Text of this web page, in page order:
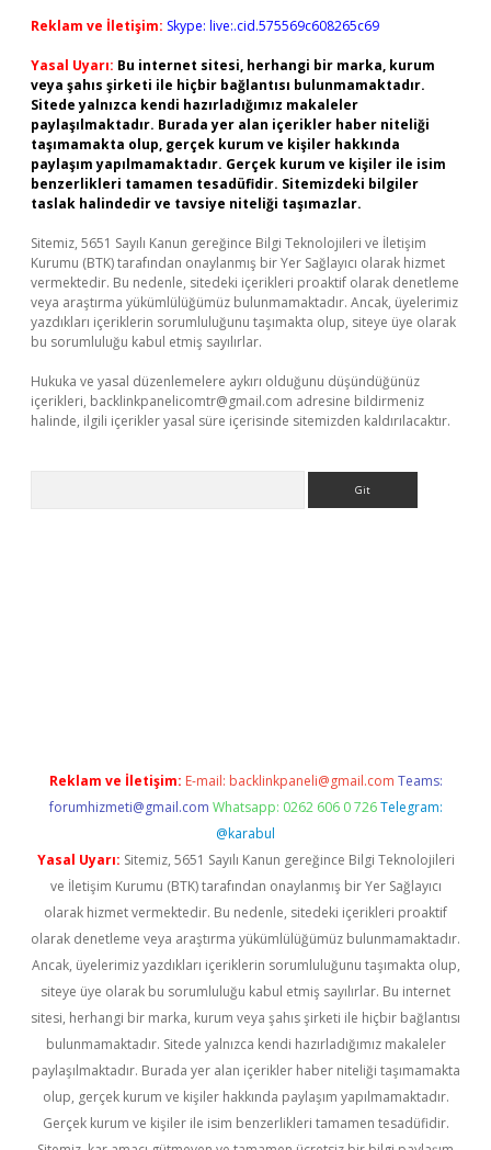
Reklam ve İletişim: Skype: live:.cid.575569c608265c69
Yasal Uyarı: Bu internet sitesi, herhangi bir marka, kurum
veya şahıs şirketi ile hiçbir bağlantısı bulunmamaktadır.
Sitede yalnızca kendi hazırladığımız makaleler
paylaşılmaktadır. Burada yer alan içerikler haber niteliği
taşımamakta olup, gerçek kurum ve kişiler hakkında
paylaşım yapılmamaktadır. Gerçek kurum ve kişiler ile isim
benzerlikleri tamamen tesadüfidir. Sitemizdeki bilgiler
taslak halindedir ve tavsiye niteliği taşımazlar.
Sitemiz, 5651 Sayılı Kanun gereğince Bilgi Teknolojileri ve İletişim
Kurumu (BTK) tarafından onaylanmış bir Yer Sağlayıcı olarak hizmet
vermektedir. Bu nedenle, sitedeki içerikleri proaktif olarak denetleme
veya araştırma yükümlülüğümüz bulunmamaktadır. Ancak, üyelerimiz
yazdıkları içeriklerin sorumluluğunu taşımakta olup, siteye üye olarak
bu sorumluluğu kabul etmiş sayılırlar.
Hukuka ve yasal düzenlemelere aykırı olduğunu düşündüğünüz
içerikleri, backlinkpanelicomtr@gmail.com adresine bildirmeniz
halinde, ilgili içerikler yasal süre içerisinde sitemizden kaldırılacaktır.
Reklam ve İletişim: E-mail: backlinkpaneli@gmail.com Teams:
forumhizmeti@gmail.com Whatsapp: 0262 606 0 726 Telegram:
@karabul
Yasal Uyarı: Sitemiz, 5651 Sayılı Kanun gereğince Bilgi Teknolojileri
ve İletişim Kurumu (BTK) tarafından onaylanmış bir Yer Sağlayıcı
olarak hizmet vermektedir. Bu nedenle, sitedeki içerikleri proaktif
olarak denetleme veya araştırma yükümlülüğümüz bulunmamaktadır.
Ancak, üyelerimiz yazdıkları içeriklerin sorumluluğunu taşımakta olup,
siteye üye olarak bu sorumluluğu kabul etmiş sayılırlar. Bu internet
sitesi, herhangi bir marka, kurum veya şahıs şirketi ile hiçbir bağlantısı
bulunmamaktadır. Sitede yalnızca kendi hazırladığımız makaleler
paylaşılmaktadır. Burada yer alan içerikler haber niteliği taşımamakta
olup, gerçek kurum ve kişiler hakkında paylaşım yapılmamaktadır.
Gerçek kurum ve kişiler ile isim benzerlikleri tamamen tesadüfidir.